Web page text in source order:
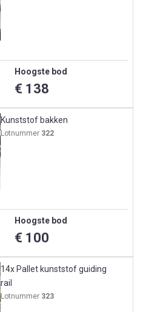
Hoogste bod
€ 138
Kunststof bakken
Lotnummer 322
Hoogste bod
€ 100
14x Pallet kunststof guiding
rail
Lotnummer 323